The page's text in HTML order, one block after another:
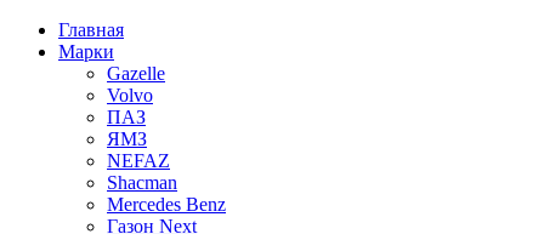
Главная
Марки
Gazelle
Volvo
ПАЗ
ЯМЗ
NEFAZ
Shacman
Mercedes Benz
Газон Next